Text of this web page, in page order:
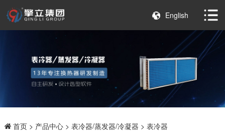
English
首页> 产品中心> 表冷器/蒸发器/冷凝器 > 表冷器